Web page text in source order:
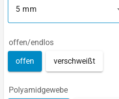
5 mm
offen/endlos
offen verschweißt
Polyamidgewebe